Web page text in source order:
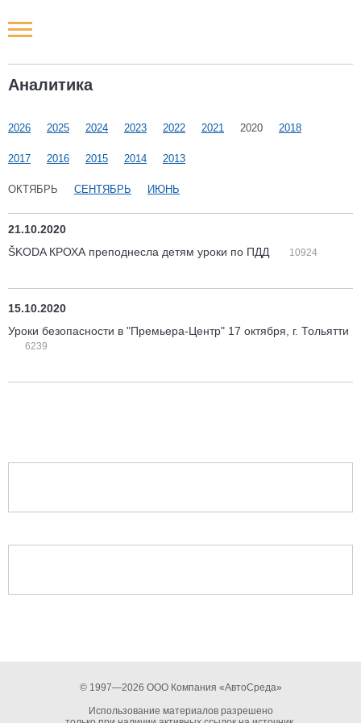
Аналитика
2026 2025 2024 2023 2022 2021 2020 2018
2017 2016 2015 2014 2013
ОКТЯБРЬ СЕНТЯБРЬ ИЮНЬ
21.10.2020
ŠKODA КРОХА преподнесла детям уроки по ПДД
10924
15.10.2020
Уроки безопасности в "Премьера-Центр" 17 октября, г. Тольятти
6239
© 1997—2026 ООО Компания «АвтоСреда»
Использование материалов разрешено
Новости РФ
Наши мероприятия
Статьи